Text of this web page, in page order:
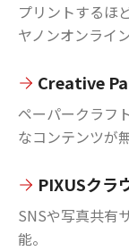
プリントするほ
ヤノンオンライ
Creative
ペーパークラフ
なコンテンツが
PIXUSクラ
SNSや写真共有
能。